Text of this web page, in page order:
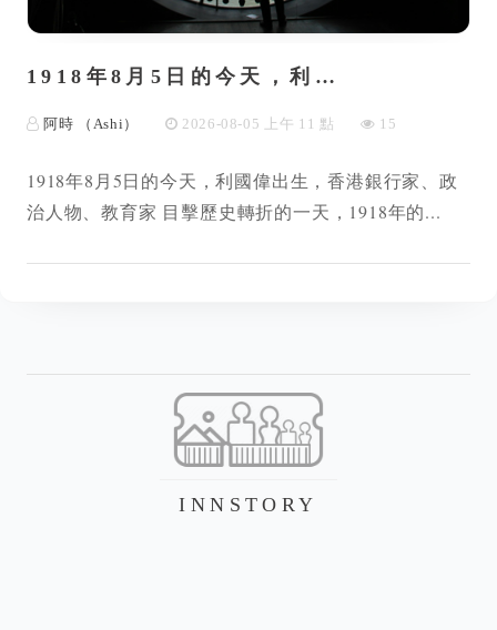
1918年8月5日的今天，利…
阿時 （Ashi） 2026-08-05 上午 11 點 15
1918年8月5日的今天，利國偉出生，香港銀行家、政
治人物、教育家 目擊歷史轉折的一天，1918年的...
INNSTORY